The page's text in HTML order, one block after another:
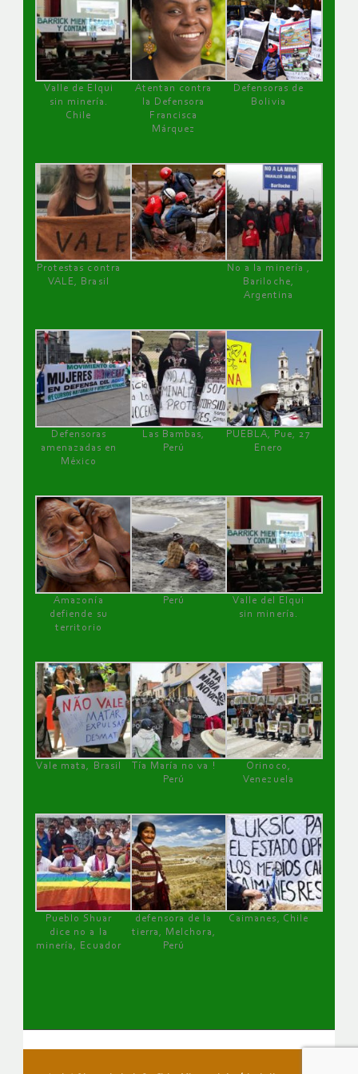
Valle de Elqui
sin minería.
Chile
Atentan contra
la Defensora
Francisca
Márquez
Defensoras de
Bolivia
Protestas contra
VALE, Brasil
No a la minería ,
Bariloche,
Argentina
Defensoras
amenazadas en
México
Las Bambas,
Perú
PUEBLA, Pue, 27
Enero
Amazonía
defiende su
territorio
Perú
Valle del Elqui
sin minería.
Vale mata, Brasil
Tía María no va !
Perú
Orinoco,
Venezuela
Pueblo Shuar
dice no a la
minería, Ecuador
defensora de la
tierra, Melchora,
Perú
Caimanes, Chile